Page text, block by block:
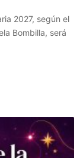
2027, según el
Bombilla, será